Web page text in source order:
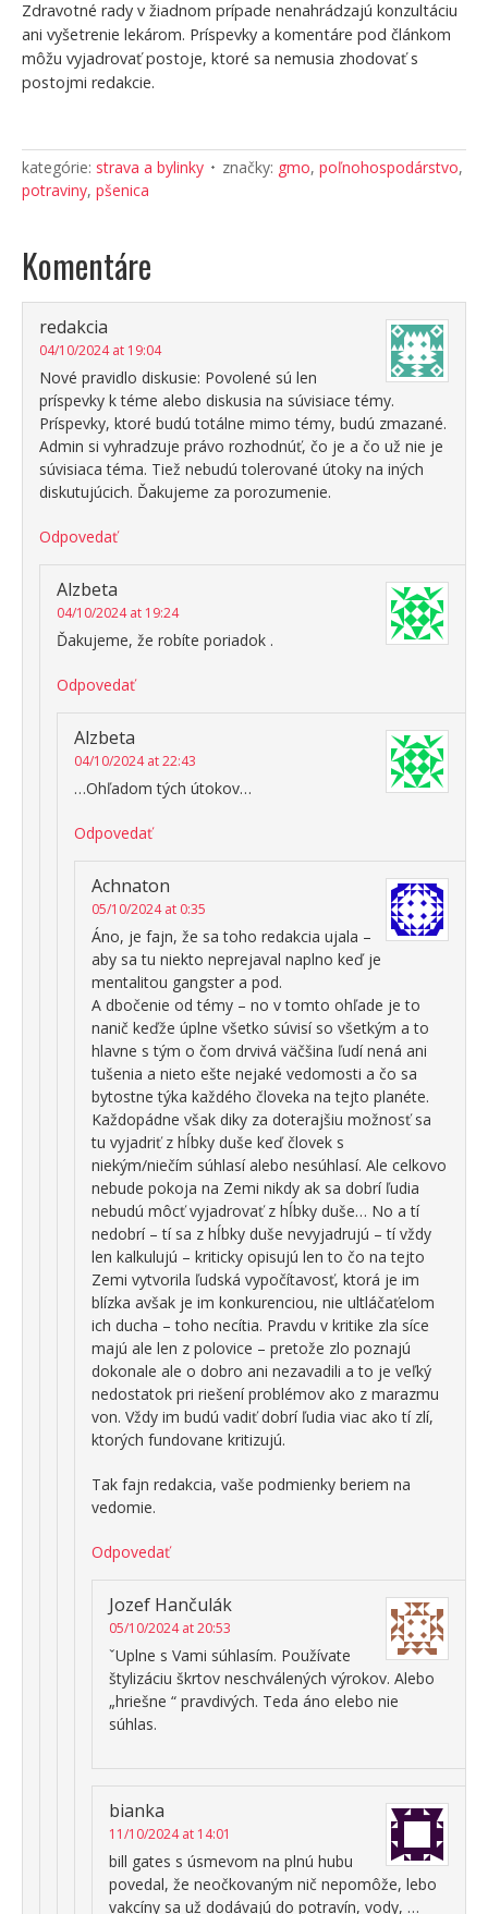
Zdravotné rady v žiadnom prípade nenahrádzajú konzultáciu
ani vyšetrenie lekárom. Príspevky a komentáre pod článkom
môžu vyjadrovať postoje, ktoré sa nemusia zhodovať s
postojmi redakcie.
kategórie: strava a bylinky značky: gmo, poľnohospodárstvo,
potraviny, pšenica
Komentáre
redakcia
04/10/2024 at 19:04
Nové pravidlo diskusie: Povolené sú len
príspevky k téme alebo diskusia na súvisiace témy.
Príspevky, ktoré budú totálne mimo témy, budú zmazané.
Admin si vyhradzuje právo rozhodnúť, čo je a čo už nie je
súvisiaca téma. Tiež nebudú tolerované útoky na iných
diskutujúcich. Ďakujeme za porozumenie.
Odpovedať
Alzbeta
04/10/2024 at 19:24
Ďakujeme, že robíte poriadok .
Odpovedať
Alzbeta
04/10/2024 at 22:43
…Ohľadom tých útokov…
Odpovedať
Achnaton
05/10/2024 at 0:35
Áno, je fajn, že sa toho redakcia ujala –
aby sa tu niekto neprejaval naplno keď je
mentalitou gangster a pod.
A dbočenie od témy – no v tomto ohľade je to
nanič keďže úplne všetko súvisí so všetkým a to
hlavne s tým o čom drvivá väčšina ľudí nená ani
tušenia a nieto ešte nejaké vedomosti a čo sa
bytostne týka každého človeka na tejto planéte.
Každopádne však diky za doterajšiu možnosť sa
tu vyjadriť z hĺbky duše keď človek s
niekým/niečím súhlasí alebo nesúhlasí. Ale celkovo
nebude pokoja na Zemi nikdy ak sa dobrí ľudia
nebudú môcť vyjadrovať z hĺbky duše… No a tí
nedobrí – tí sa z hĺbky duše nevyjadrujú – tí vždy
len kalkulujú – kriticky opisujú len to čo na tejto
Zemi vytvorila ľudská vypočítavosť, ktorá je im
blízka avšak je im konkurenciou, nie ultláčaťelom
ich ducha – toho necítia. Pravdu v kritike zla síce
majú ale len z polovice – pretože zlo poznajú
dokonale ale o dobro ani nezavadili a to je veľký
nedostatok pri riešení problémov ako z marazmu
von. Vždy im budú vadiť dobrí ľudia viac ako tí zlí,
ktorých fundovane kritizujú.
Tak fajn redakcia, vaše podmienky beriem na
vedomie.
Odpovedať
Jozef Hančulák
05/10/2024 at 20:53
ˇUplne s Vami súhlasím. Používate
štylizáciu škrtov neschválených výrokov. Alebo
„hriešne “ pravdivých. Teda áno elebo nie
súhlas.
bianka
11/10/2024 at 14:01
bill gates s úsmevom na plnú hubu
povedal, že neočkovaným nič nepomôže, lebo
vakcíny sa už dodávajú do potravín, vody, …